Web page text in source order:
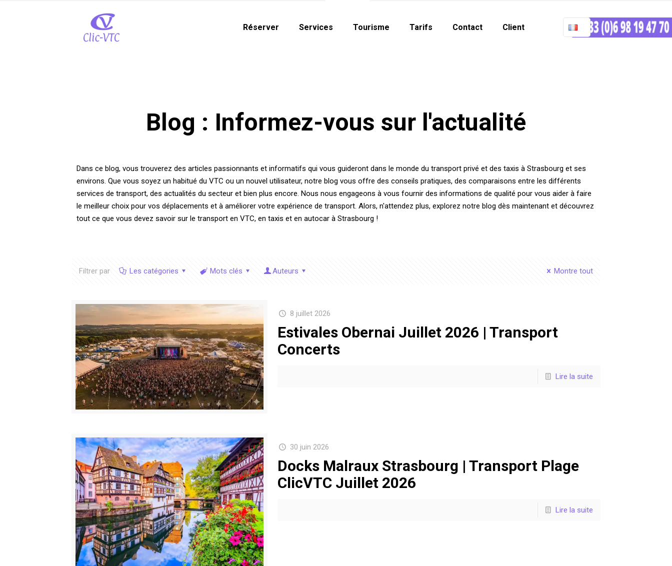
Réserver Services Tourisme Tarifs Contact Client
Blog : Informez-vous sur l'actualité
Dans ce blog, vous trouverez des articles passionnants et informatifs qui vous guideront dans le monde du transport privé et des taxis à Strasbourg et ses
environs. Que vous soyez un habitué du VTC ou un nouvel utilisateur, notre blog vous offre des conseils pratiques, des comparaisons entre les différents
services de transport, des actualités du secteur et bien plus encore. Nous nous engageons à vous fournir des informations de qualité pour vous aider à faire
le meilleur choix pour vos déplacements et à améliorer votre expérience de transport. Alors, n'attendez plus, explorez notre blog dès maintenant et découvrez
tout ce que vous devez savoir sur le transport en VTC, en taxis et en autocar à Strasbourg !
Filtrer par Les catégories Mots clés Auteurs Montre tout
8 juillet 2026
Estivales Obernai Juillet 2026 | Transport
Concerts
Lire la suite
30 juin 2026
Docks Malraux Strasbourg | Transport Plage
ClicVTC Juillet 2026
Lire la suite